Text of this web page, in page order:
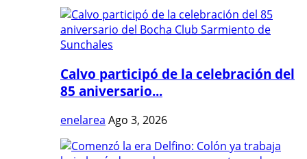
Calvo participó de la celebración del
85 aniversario...
enelarea Ago 3, 2026